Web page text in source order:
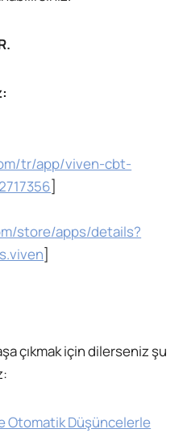
tr/app/viven-cbt-
]
store/apps/details?
]
çıkmak için dilerseniz şu
Otomatik Düşüncelerle